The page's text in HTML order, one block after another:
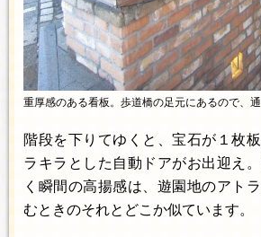
重厚感のある看板。歩道橋の足元にあるので、
階段を下りてゆくと、宝石が１枚
ラキラとした自動ドアがお出迎え
く瞬間の高揚感は、遊園地のアト
むときのそれとどこか似ています。